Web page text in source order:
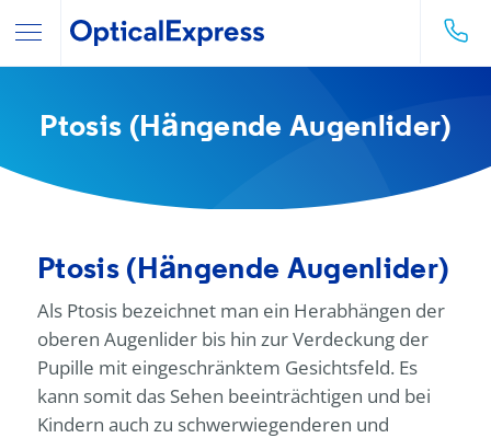
Ptosis (Hängende Augenlider)
Ptosis (Hängende Augenlider)
Als Ptosis bezeichnet man ein Herabhängen der
oberen Augenlider bis hin zur Verdeckung der
Pupille mit eingeschränktem Gesichtsfeld. Es
kann somit das Sehen beeinträchtigen und bei
Kindern auch zu schwerwiegenderen und